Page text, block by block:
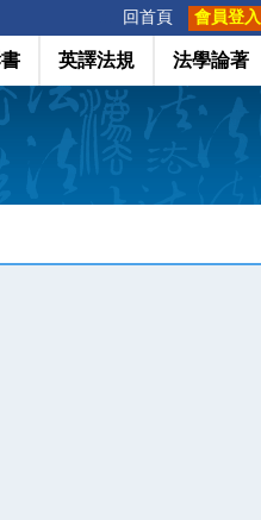
回首頁 會員登入
英譯法規 法學論著